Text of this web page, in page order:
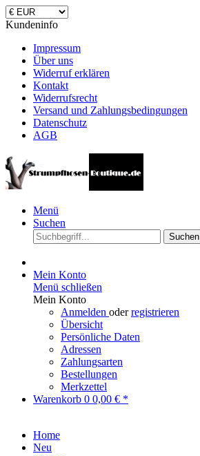
Kundeninfo
Impressum
Über uns
Widerruf erklären
Kontakt
Widerrufsrecht
Versand und Zahlungsbedingungen
Datenschutz
AGB
Menü
Suchen
Suchen
Mein Konto
Menü schließen
Mein Konto
Anmelden oderregistrieren
Übersicht
Persönliche Daten
Adressen
Zahlungsarten
Bestellungen
Merkzettel
Warenkorb 0 0,00 € *
Home
Neu